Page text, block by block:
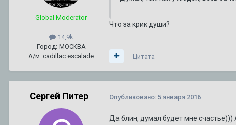
Global Moderator
14,9k
Город: МОСКВА
А/м: cadillac escalade
Что за крик души?
Цитата
Сергей Питер Опубликовано: 5 января 2016
Да блин, думал будет мне счастье)))